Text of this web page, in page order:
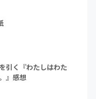
引く『わたしはわた
』感想